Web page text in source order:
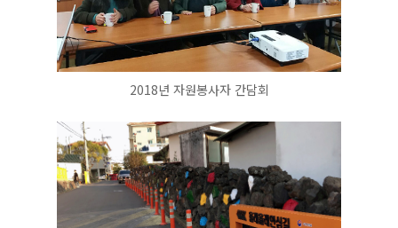
2018년 자원봉사자 간담회